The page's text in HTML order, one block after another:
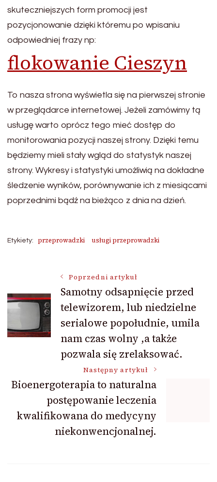
skuteczniejszych form promocji jest
pozycjonowanie dzięki któremu po wpisaniu
odpowiedniej frazy np:
flokowanie Cieszyn
To nasza strona wyświetla się na pierwszej stronie
w przeglądarce internetowej. Jeżeli zamówimy tą
usługę warto oprócz tego mieć dostęp do
monitorowania pozycji naszej strony. Dzięki temu
będziemy mieli stały wgląd do statystyk naszej
strony. Wykresy i statystyki umożliwią na dokładne
śledzenie wyników, porównywanie ich z miesiącami
poprzednimi bądź na bieżąco z dnia na dzień.
Etykiety: przeprowadzki usługi przeprowadzki
Nawigacja
wpisu
Poprzedni artykuł
Samotny odsapnięcie przed
telewizorem, lub niedzielne
serialowe popołudnie, umila
nam czas wolny ,a także
pozwala się zrelaksować.
Następny artykuł
Bioenergoterapia to naturalna
postępowanie leczenia
kwalifikowana do medycyny
niekonwencjonalnej.